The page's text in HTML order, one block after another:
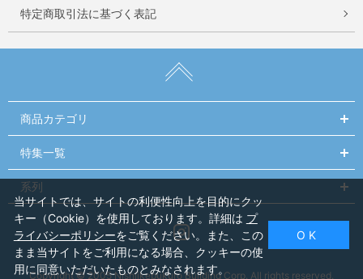
特定商取引法に基づく表記
商品カテゴリ
特集一覧
系列
Instagram
Copyright © 2005 Nishiikebukuro Building Corp. All rights reserved.
当サイトでは、サイトの利便性向上を目的にクッ
キー（Cookie）を使用しております。詳細は プ
ライバシーポリシーをご覧ください。また、この
まま当サイトをご利用になる場合、クッキーの使
用に同意いただいたものとみなされます。
O K